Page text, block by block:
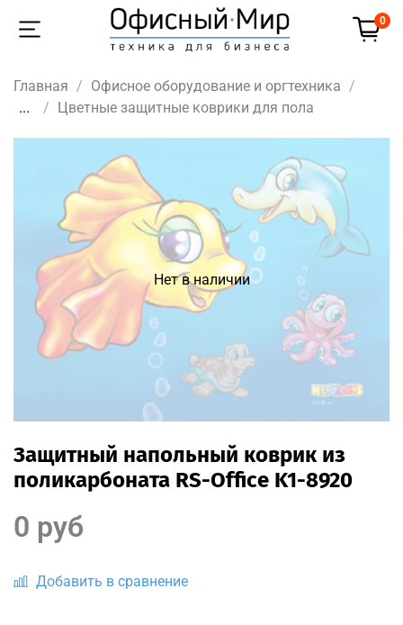
0
Главная
Офисное оборудование и оргтехника
...
Цветные защитные коврики для пола
Нет в наличии
Защитный напольный коврик из
поликарбоната RS-Office K1-8920
Добавить в сравнение
0 руб